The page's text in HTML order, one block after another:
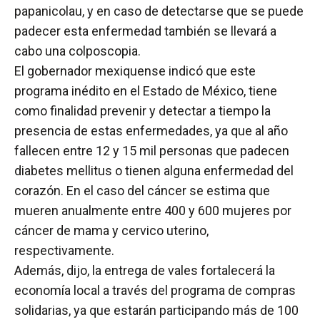
papanicolau, y en caso de detectarse que se puede
padecer esta enfermedad también se llevará a
cabo una colposcopia.
El gobernador mexiquense indicó que este
programa inédito en el Estado de México, tiene
como finalidad prevenir y detectar a tiempo la
presencia de estas enfermedades, ya que al año
fallecen entre 12 y 15 mil personas que padecen
diabetes mellitus o tienen alguna enfermedad del
corazón. En el caso del cáncer se estima que
mueren anualmente entre 400 y 600 mujeres por
cáncer de mama y cervico uterino,
respectivamente.
Además, dijo, la entrega de vales fortalecerá la
economía local a través del programa de compras
solidarias, ya que estarán participando más de 100